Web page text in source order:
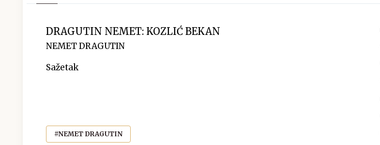
DRAGUTIN NEMET: KOZLIĆ BEKAN
NEMET DRAGUTIN
Sažetak
#NEMET DRAGUTIN